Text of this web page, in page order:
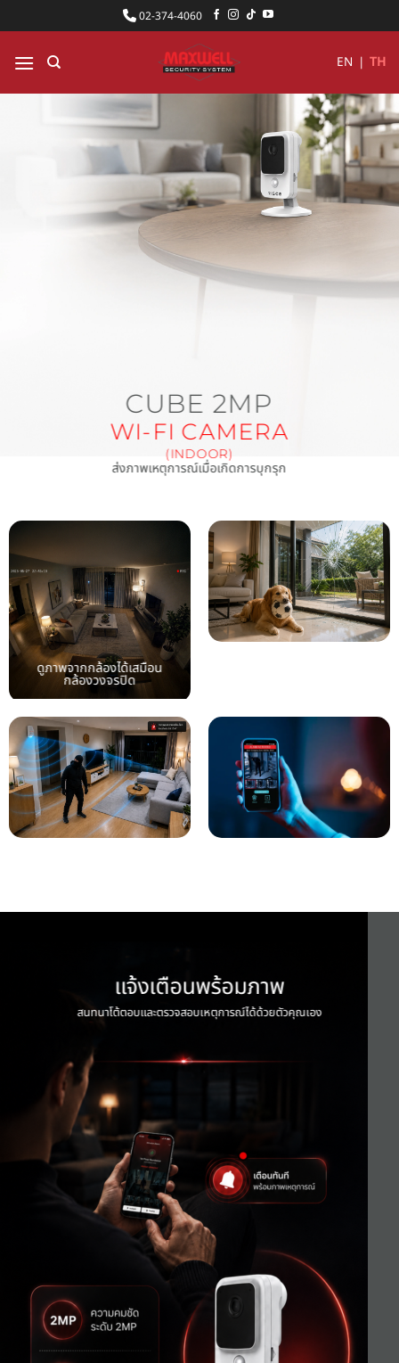
ไป
ยัง
เนื้อหา
02-374-4060
EN | TH
CUBE 2MP
WI-FI CAMERA
(INDOOR)
ส่งภาพเหตุการณ์เมื่อเกิดการบุกรุก
ดูภาพจากกล้องได้เสมือน
กล้องวงจรปิด
แจ้งเตือนพร้อมภาพ
สนทนาโต้ตอบและตรวจสอบเหตุการณ์ได้ด้วยตัวคุณเอง